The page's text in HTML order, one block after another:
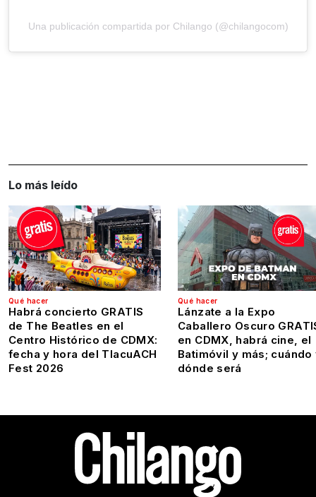
Una publicación compartida por Chilango (@chilangocom)
Lo más leído
Qué hacer
Habrá concierto GRATIS
de The Beatles en el
Centro Histórico de CDMX:
fecha y hora del TlacuACH
Fest 2026
Qué hacer
Lánzate a la Expo
Caballero Oscuro
en CDMX, habrá cine, el
Batimóvil y más; cuándo
dónde será